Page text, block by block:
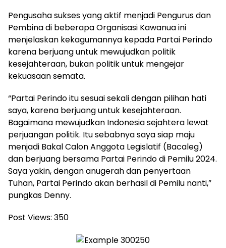
Pengusaha sukses yang aktif menjadi Pengurus dan
Pembina di beberapa Organisasi Kawanua ini
menjelaskan kekagumannya kepada Partai Perindo
karena berjuang untuk mewujudkan politik
kesejahteraan, bukan politik untuk mengejar
kekuasaan semata.
“Partai Perindo itu sesuai sekali dengan pilihan hati
saya, karena berjuang untuk kesejahteraan.
Bagaimana mewujudkan Indonesia sejahtera lewat
perjuangan politik. Itu sebabnya saya siap maju
menjadi Bakal Calon Anggota Legislatif (Bacaleg)
dan berjuang bersama Partai Perindo di Pemilu 2024.
Saya yakin, dengan anugerah dan penyertaan
Tuhan, Partai Perindo akan berhasil di Pemilu nanti,”
pungkas Denny.
Post Views: 350